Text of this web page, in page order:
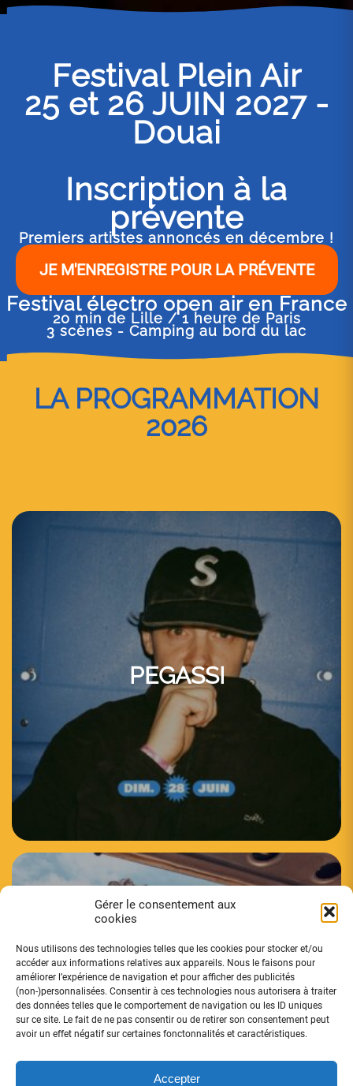
Gérer le consentement aux
cookies
Nous utilisons des technologies telles que les cookies pour stocker et/ou
accéder aux informations relatives aux appareils. Nous le faisons pour
améliorer l’expérience de navigation et pour afficher des publicités
(non-)personnalisées. Consentir à ces technologies nous autorisera à traiter
des données telles que le comportement de navigation ou les ID uniques
sur ce site. Le fait de ne pas consentir ou de retirer son consentement peut
avoir un effet négatif sur certaines fonctonnalités et caractéristiques.
Accepter
Festival Plein Air
25 et 26 JUIN 2027 -
Douai
Inscription à la
prévente
Premiers artistes annoncés en décembre !
JE M'ENREGISTRE POUR LA PRÉVENTE
Festival électro open air en France
20 min de Lille / 1 heure de Paris
3 scènes - Camping au bord du lac
LA PROGRAMMATION
2026
PEGASSI
BON ENTENDEUR